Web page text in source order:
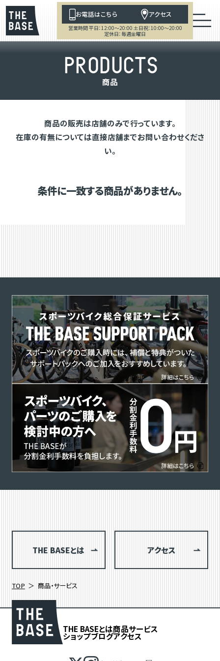
お電話はこちら アクセス
営業時間 平日：12:00～20:00 土日祝：10:00～20:00
定休日：毎週金曜日
PRODUCTS
商品
商品の販売は店舗のみで行っています。
在庫の有無については直接店舗までお問い合わせくださ
い。
条件に一致する商品がありません。
THE BASEとは アクセス
TOP 商品・サービス
THE BASEとは商品サービス
ショップブログアクセス